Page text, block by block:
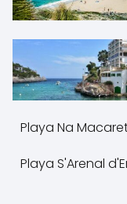
Playa Na
Playa S'Arenal